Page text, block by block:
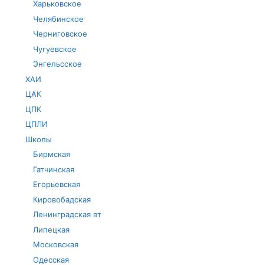
Харьковское
Челябинское
Черниговское
Чугуевское
Энгельсское
ХАИ
ЦАК
ЦПК
ЦПЛИ
Школы
Бирмская
Гатчинская
Егорьевская
Кировобадская
Ленинградская вт
Липецкая
Московская
Одесская